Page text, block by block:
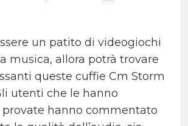
un patito di videogiochi
musica, allora potrà trovare
queste cuffie Cm Storm
utenti che le hanno
hanno commentato